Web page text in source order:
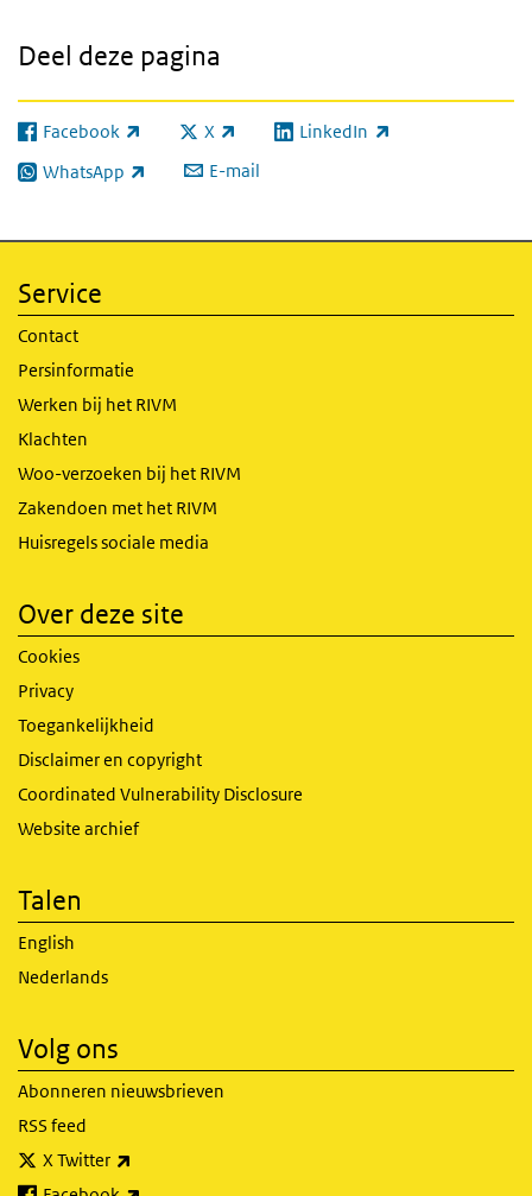
Deel deze pagina
Facebook
(externe link) X
(externe link) LinkedIn
(externe link)
WhatsApp
(externe link) E-mail
Service
Contact
Persinformatie
Werken bij het RIVM
Klachten
Woo-verzoeken bij het RIVM
Zakendoen met het RIVM
Huisregels sociale media
Over deze site
Cookies
Privacy
Toegankelijkheid
Disclaimer en copyright
Coordinated Vulnerability Disclosure
Website archief
Talen
English
Nederlands
Volg ons
Abonneren nieuwsbrieven
RSS feed
X Twitter